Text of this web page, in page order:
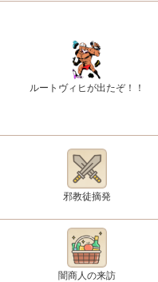
ルートヴィヒが出たぞ！！
邪教徒摘発
闇商人の来訪